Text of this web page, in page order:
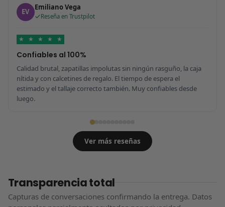
EV Emiliano Vega
Reseña en Trustpilot
★ ★ ★ ★ ★
Confiables al 100%
Calidad brutal, zapatillas impolutas sin ningún rasguño, la caja
nítida y con calcetines de regalo. El tiempo de espera el
estimado y el tallaje correcto también. Muy confiables desde
luego.
Ver más reseñas
Transparencia total
Capturas de conversaciones confirmando la entrega. Datos